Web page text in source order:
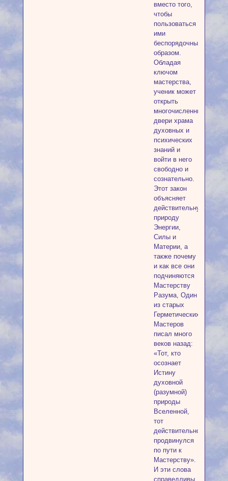
вместо того,
чтобы
пользоваться
ими
беспорядочным
образом.
Обладая
ключом
мастерства,
ученик может
открыть
многочисленные
двери храма
духовных и
психических
знаний и
войти в него
свободно и
сознательно.
Этот закон
объясняет
действительную
природу
Энергии,
Силы и
Материи, а
также почему
и как все они
подчиняются
Мастерству
Разума, Один
из старых
Герметических
Мастеров
писал много
веков назад:
«Тот, кто
осознает
Истину
духовной
(разумной)
природы
Вселенной,
тот
действительно
продвинулся
по пути к
Мастерству».
И эти слова
справедливы